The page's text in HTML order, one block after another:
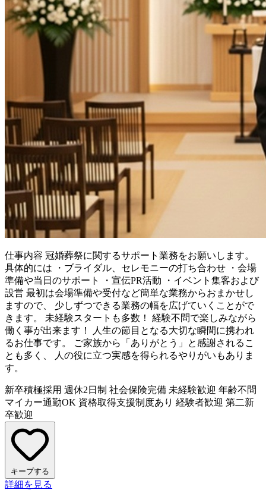
仕事内容 冠婚葬祭に関するサポート業務をお願いします。
具体的には ・ブライダル、セレモニーの打ち合わせ ・会場
準備や当日のサポート ・宣伝PR活動 ・イベント集客および
設営 最初は会場準備や受付など簡単な業務からおまかせし
ますので、 少しずつできる業務の幅を広げていくことがで
きます。 未経験スタートも多数！ 経験不問で楽しみながら
働く事が出来ます！ 人生の節目となる大切な瞬間に携われ
るお仕事です。 ご家族から「ありがとう」と感謝されるこ
とも多く、 人の役に立つ実感を得られるやりがいもありま
す。
新卒積極採用 週休2日制 社会保険完備 未経験歓迎 年齢不問
マイカー通勤OK 資格取得支援制度あり 経験者歓迎 第二新
卒歓迎
キープする
詳細を見る